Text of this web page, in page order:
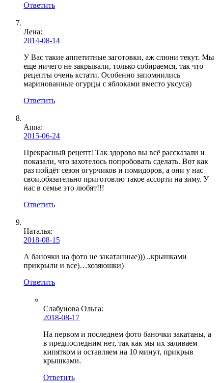
Ответить
Лена:
2014-08-14
У Вас такие аппетитные заготовки, аж слюни текут. Мы
еще ничего не закрывали, только собираемся, так что
рецепты очень кстати. Особенно запомнились
маринованные огурцы с яблоками вместо уксуса)
Ответить
Anna:
2015-06-24
Прекрасный рецепт! Так здорово вы всё рассказали и
показали, что захотелось попробовать сделать. Вот как
раз пойдёт сезон огурчиков и помидоров, а они у нас
свои,обязательно приготовлю такое ассорти на зиму. У
нас в семье это любят!!!
Ответить
Наталья:
2018-08-15
А баночки на фото не закатанные))) ..крышками
прикрыли и все)…хозяюшки)
Ответить
Слабунова Ольга:
2018-08-17
На первом и последнем фото баночки закатаны, а
в предпоследним нет, так как мы их заливаем
кипятком и оставляем на 10 минут, прикрыв
крышками.
Ответить